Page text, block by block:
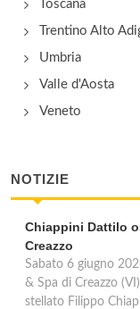
Toscana
Trentino Alto
Umbria
Valle d'Aosta
Veneto
NOTIZIE
Chiappini Dattilo
Creazzo
Sabato 6 giugno
& Spa di Creazzo
stellato Filippo